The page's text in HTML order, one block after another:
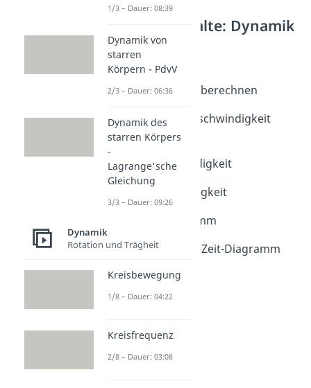
Weitere Inhalte: Dynamik
Geschwindigkeit
Geschwindigkeit
Dauer: 03:12
Geschwindigkeit berechnen
Durchschnittsgeschwindigkeit
berechnen
Dauer: 03:35
Winkelgeschwindigkeit
Dauer: 05:15
Schallgeschwindigkeit
Dauer: 05:24
Weg-Zeit-Diagramm
Geschwindigkeit-Zeit-Diagramm
1/3 – Dauer: 08:39
Dynamik von
starren
Körpern - PdvV
2/3 – Dauer: 06:36
Dynamik des
starren Körpers
-
Lagrange'sche
Gleichung
3/3 – Dauer: 09:26
Dynamik
Rotation und Trägheit
Kreisbewegung
1/8 – Dauer: 04:22
Kreisfrequenz
2/8 – Dauer: 03:08